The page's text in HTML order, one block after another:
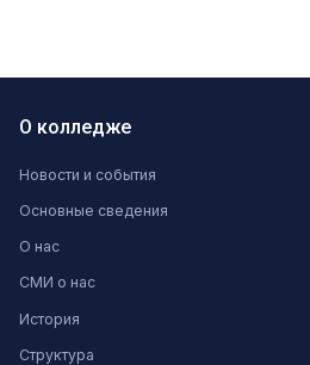
О колледже
Новости и события
Основные сведения
О нас
СМИ о нас
История
Структура